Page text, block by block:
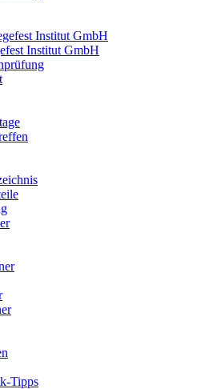
Institut GmbH
Institut GmbH
Tipps